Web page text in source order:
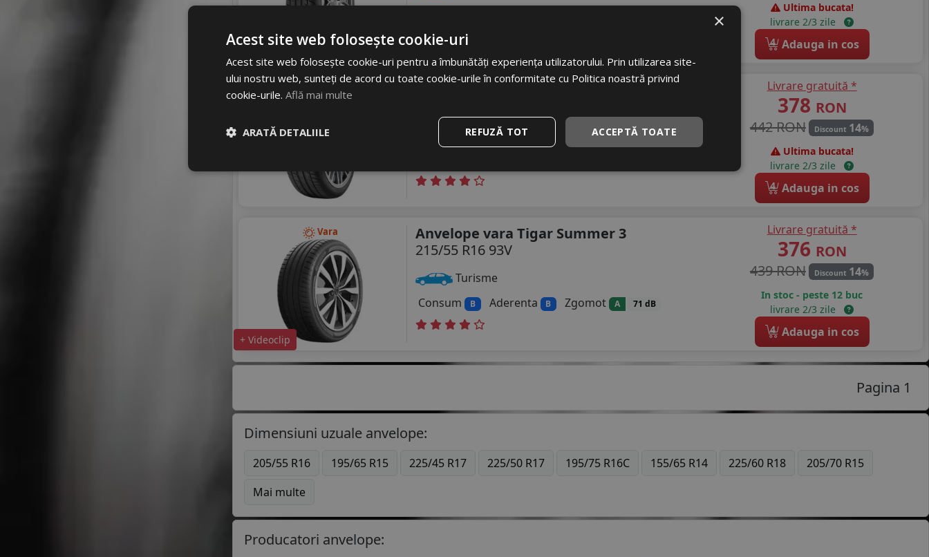
Ultima bucata!
livrare 2/3 zile
4 Adauga in cos
Vara
Anvelope vara Tigar Highperformance
Turisme
Livrare gratuită *
378 RON
442 RON
Discount 14%
Ultima bucata!
livrare 2/3 zile
4 Adauga in cos
Vara
+ Videoclip
Anvelope vara Tigar Summer 3
215/55 R16 93V
Turisme
Consum
B Aderenta B Zgomot A 71 dB
Livrare gratuită *
376 RON
439 RON
Discount 14%
In stoc - peste 12 buc
livrare 2/3 zile
4 Adauga in cos
Pagina 1
Dimensiuni uzuale anvelope:
205/55 R16 195/65 R15 225/45 R17 225/50 R17 195/75 R16C 155/65 R14 225/60 R18
205/70 R15
Mai multe
Producatori anvelope:
×
Acest site web folosește cookie-uri
Acest site web folosește cookie-uri pentru a îmbunătăți experiența utilizatorului. Prin utilizarea site-
ului nostru web, sunteți de acord cu toate cookie-urile în conformitate cu Politica noastră privind
cookie-urile. Află mai multe
ACCEPTĂ TOATE
REFUZĂ TOT
ARATĂ DETALIILE